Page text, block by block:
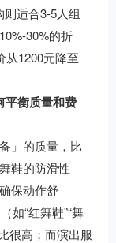
适合3-5人组
30%的折
从1200元降至
平衡质量和费
」的质量，比
鞋的防滑性
保动作舒
如“红舞鞋”“舞
很高；而演出服